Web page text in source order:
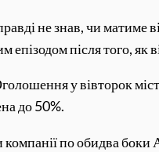
не знав, чи матиме
після того, як
у вівторок
до 50%.
компанії по обидва